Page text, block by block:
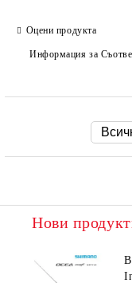
Ние ще се свържем с
Оцени продукта
Информация за
Нови